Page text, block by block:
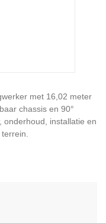
met 16,02 meter
chassis en 90°
onderhoud, installatie en